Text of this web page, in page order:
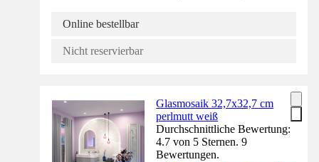
Online bestellbar
Nicht reservierbar
Glasmosaik 32,7x32,7 cm
perlmutt weiß
Durchschnittliche Bewertung:
4.7 von 5 Sternen. 9
Bewertungen.